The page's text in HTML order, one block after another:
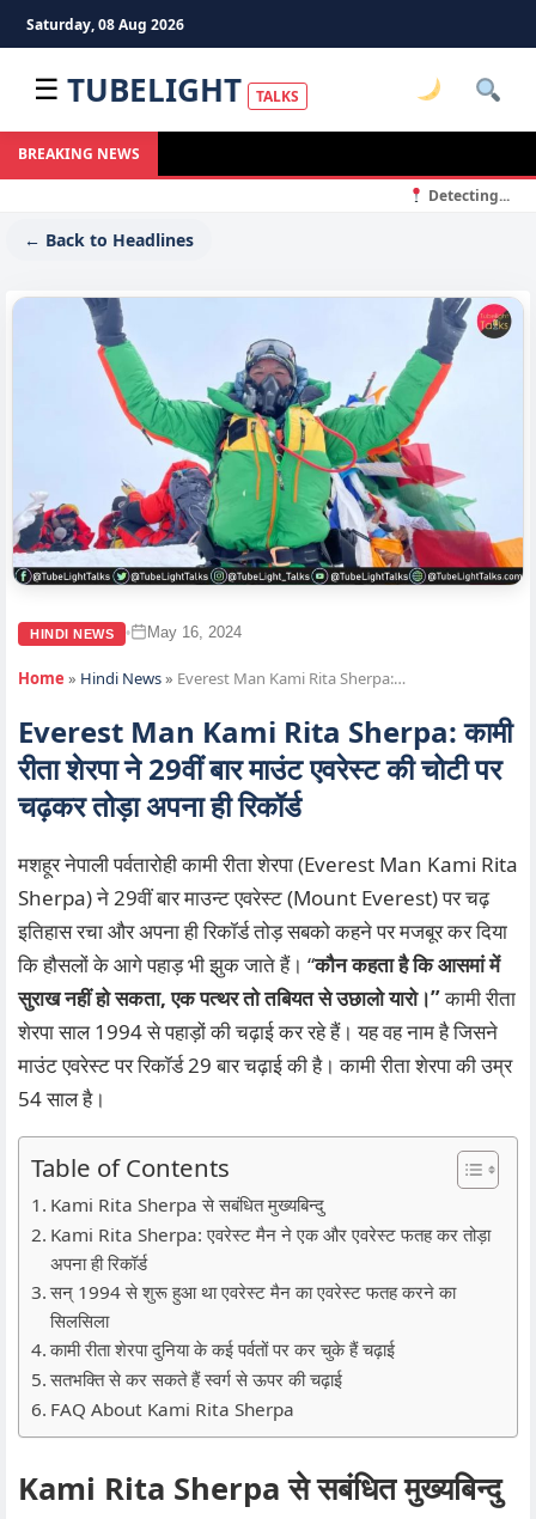
Saturday, 08 Aug 2026
☰ TUBELIGHT TALKS
BREAKING NEWS
Detecting...
← Back to Headlines
HINDI NEWS • May 16, 2024
Home » Hindi News» Everest Man Kami Rita Sherpa:…
Everest Man Kami Rita Sherpa: कामी
रीता शेरपा ने 29वीं बार माउंट एवरेस्ट की चोटी पर
चढ़कर तोड़ा अपना ही रिकॉर्ड
मशहूर नेपाली पर्वतारोही कामी रीता शेरपा (Everest Man Kami Rita
Sherpa) ने 29वीं बार माउन्ट एवरेस्ट (Mount Everest) पर चढ़
इतिहास रचा और अपना ही रिकॉर्ड तोड़ सबको कहने पर मजबूर कर दिया
कि हौसलों के आगे पहाड़ भी झुक जाते हैं। “कौन कहता है कि आसमां में
सुराख नहीं हो सकता, एक पत्थर तो तबियत से उछालो यारो।”कामी रीता
शेरपा साल 1994 से पहाड़ों की चढ़ाई कर रहे हैं। यह वह नाम है जिसने
माउंट एवरेस्ट पर रिकॉर्ड 29 बार चढ़ाई की है। कामी रीता शेरपा की उम्र
54 साल है।
Table of Contents
Kami Rita Sherpa से सबंधित मुख्यबिन्दु
Kami Rita Sherpa: एवरेस्ट मैन ने एक और एवरेस्ट फतह कर तोड़ा
अपना ही रिकॉर्ड
सन् 1994 से शुरू हुआ था एवरेस्ट मैन का एवरेस्ट फतह करने का
सिलसिला
कामी रीता शेरपा दुनिया के कई पर्वतों पर कर चुके हैं चढ़ाई
सतभक्ति से कर सकते हैं स्वर्ग से ऊपर की चढ़ाई
FAQ About Kami Rita Sherpa
Kami Rita Sherpa से सबंधित मुख्यबिन्दु